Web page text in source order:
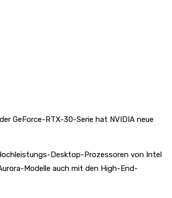
GeForce-RTX-30-Serie hat NVIDIA neue
Desktop-Prozessoren von Intel
Modelle auch mit den High-End-